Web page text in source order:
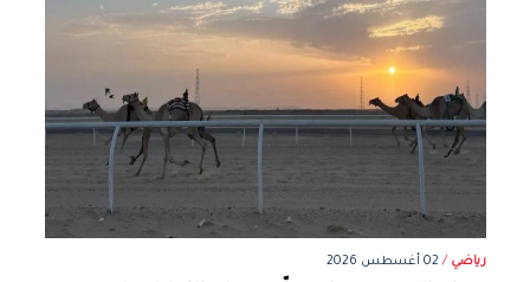
رياضي / 02 أغسطس 2026